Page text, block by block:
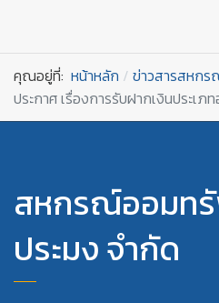
คุณอยู่ที่: หน้าหลัก
ข่าวสารสหก
ประกาศ เรื่องการรับฝากเงินประเ
สหกรณ์ออมท
ประมง จำกัด